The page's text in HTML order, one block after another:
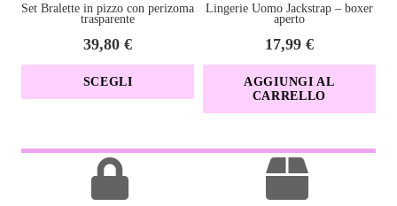
Set Bralette in pizzo con perizoma
trasparente
39,80€
SCEGLI
prodotto
più
Lingerie Uomo Jackstrap – boxer
aperto
17,99 €
AGGIUNGI AL
CARRELLO